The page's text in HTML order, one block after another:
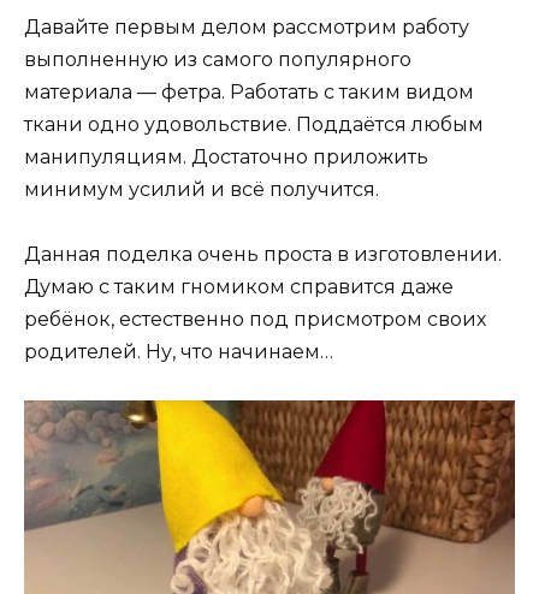
Давайте первым делом рассмотрим работу
выполненную из самого популярного
материала — фетра. Работать с таким видом
ткани одно удовольствие. Поддаётся любым
манипуляциям. Достаточно приложить
минимум усилий и всё получится.
Данная поделка очень проста в изготовлении.
Думаю с таким гномиком справится даже
ребёнок, естественно под присмотром своих
родителей. Ну, что начинаем…